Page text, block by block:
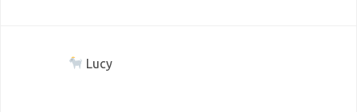
Lucy